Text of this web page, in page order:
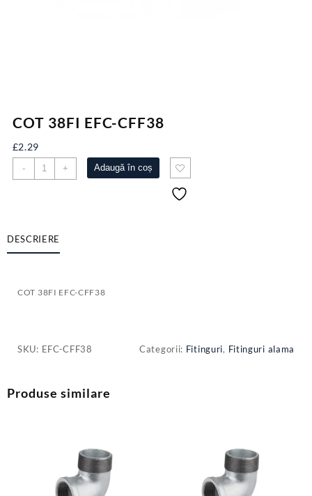
COT 38FI EFC-CFF38
£2.29
-
Cantitate
COT
+ Adaugă în coș
DESCRIERE
COT 38FI EFC-CFF38
SKU: EFC-CFF38 Categorii: Fitinguri, Fitinguri alama
Produse similare